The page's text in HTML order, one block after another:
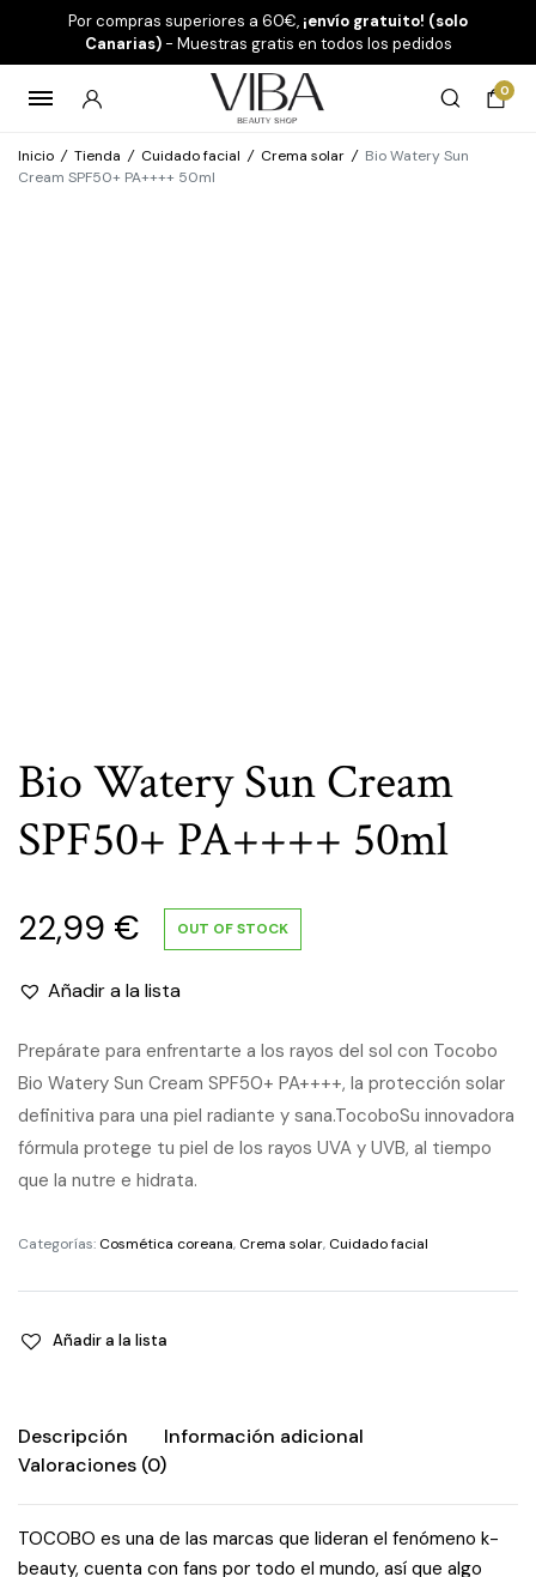
Por compras superiores a 60€, ¡envío gratuito! (solo
Canarias)- Muestras gratis en todos los pedidos
0
Inicio / Tienda / Cuidado facial / Crema solar / Bio Watery Sun
Cream SPF50+ PA++++ 50ml
Bio Watery Sun Cream
SPF50+ PA++++ 50ml
22,99 € OUT OF STOCK
Añadir a la lista
Prepárate para enfrentarte a los rayos del sol con Tocobo
Bio Watery Sun Cream SPF50+ PA++++, la protección solar
definitiva para una piel radiante y sana.TocoboSu innovadora
fórmula protege tu piel de los rayos UVA y UVB, al tiempo
que la nutre e hidrata.
Categorías: Cosmética coreana, Crema solar, Cuidado facial
Añadir a la lista
Descripción
Información adicional
Valoraciones (0)
TOCOBO es una de las marcas que lideran el fenómeno k-
beauty, cuenta con fans por todo el mundo, así que algo